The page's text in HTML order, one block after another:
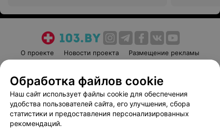
О проекте Новости проекта
Размещение рекламы
Пользовательское соглашение
Способы оплаты
Вакансии
Партнеры
Написать руководителю 103.by
Обработка файлов cookie
Наш сайт использует файлы cookie для обеспечения
удобства пользователей сайта, его улучшения, сбора
статистики и предоставления персонализированных
рекомендаций.